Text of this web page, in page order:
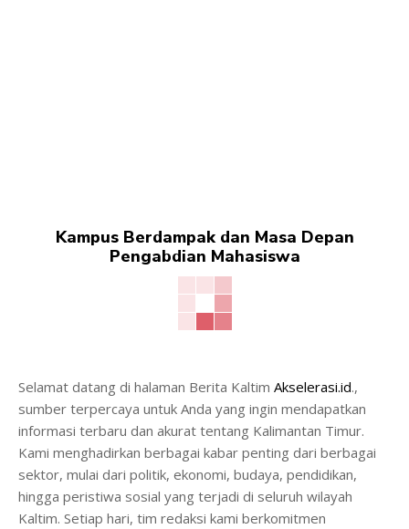
Kampus Berdampak dan Masa Depan
Pengabdian Mahasiswa
Selamat datang di halaman Berita Kaltim Akselerasi.id.,
sumber terpercaya untuk Anda yang ingin mendapatkan
informasi terbaru dan akurat tentang Kalimantan Timur.
Kami menghadirkan berbagai kabar penting dari berbagai
sektor, mulai dari politik, ekonomi, budaya, pendidikan,
hingga peristiwa sosial yang terjadi di seluruh wilayah
Kaltim. Setiap hari, tim redaksi kami berkomitmen